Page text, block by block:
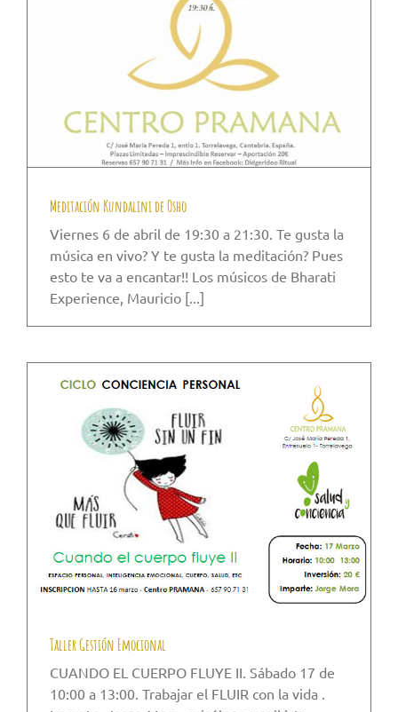
Meditación Kundalini de Osho
Viernes 6 de abril de 19:30 a 21:30. Te gusta la
música en vivo? Y te gusta la meditación? Pues
esto te va a encantar!! Los músicos de Bharati
Experience, Mauricio [...]
Taller Gestión Emocional
CUANDO EL CUERPO FLUYE II. Sábado 17 de
10:00 a 13:00. Trabajar el FLUIR con la vida .